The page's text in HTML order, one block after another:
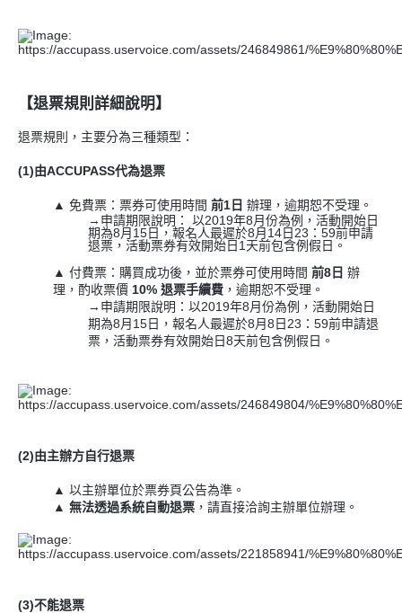
【退票規則詳細說明】
退票規則，主要分為三種類型：
(1)由ACCUPASS代為退票
▲ 免費票：票券可使用時間前1日辦理，逾期恕不受理。
→申請期限說明： 以2019年8月份為例，活動開始日
期為8月15日，報名人最遲於8月14日23：59前申請
退票，活動票券有效開始日1天前包含例假日。
▲ 付費票：購買成功後 ，並於票券可使用時間前8 日 辦
理，酌收票價 10% 退票手續費 ，逾期恕不受理。
→申請期限說明：以2019年8月份為例，活動開始日
期為8月15日，報名人最遲於8月8日23：59前申請退
票，活動票券有效開始日8天前包含例假日。
(2)由主辦方自行退票
▲ 以主辦單位於票券頁公告為準。
▲無法透過系統自動退票 ，請直接洽詢主辦單位辦理。
(3)不能退票